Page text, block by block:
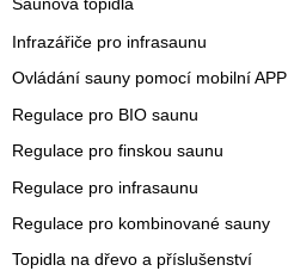
Saunová topidla
Infrazářiče pro infrasaunu
Ovládání sauny pomocí mobilní APP
Regulace pro BIO saunu
Regulace pro finskou saunu
Regulace pro infrasaunu
Regulace pro kombinované sauny
Topidla na dřevo a příslušenství